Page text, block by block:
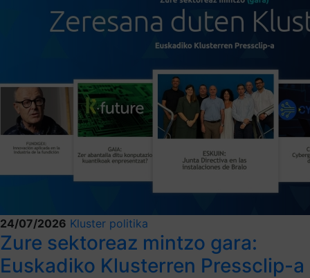
24/07/2026 Kluster politika
Zure sektoreaz mintzo gara:
Euskadiko Klusterren Pressclip-a